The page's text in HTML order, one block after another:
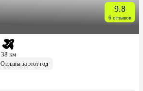
9.8
6 отзывов
38 км
Отзывы за этот год